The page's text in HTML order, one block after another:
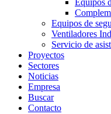
Equipos
Equipos de
Ventiladores
Servicio de
Proyectos
Sectores
Noticias
Empresa
Buscar
Contacto